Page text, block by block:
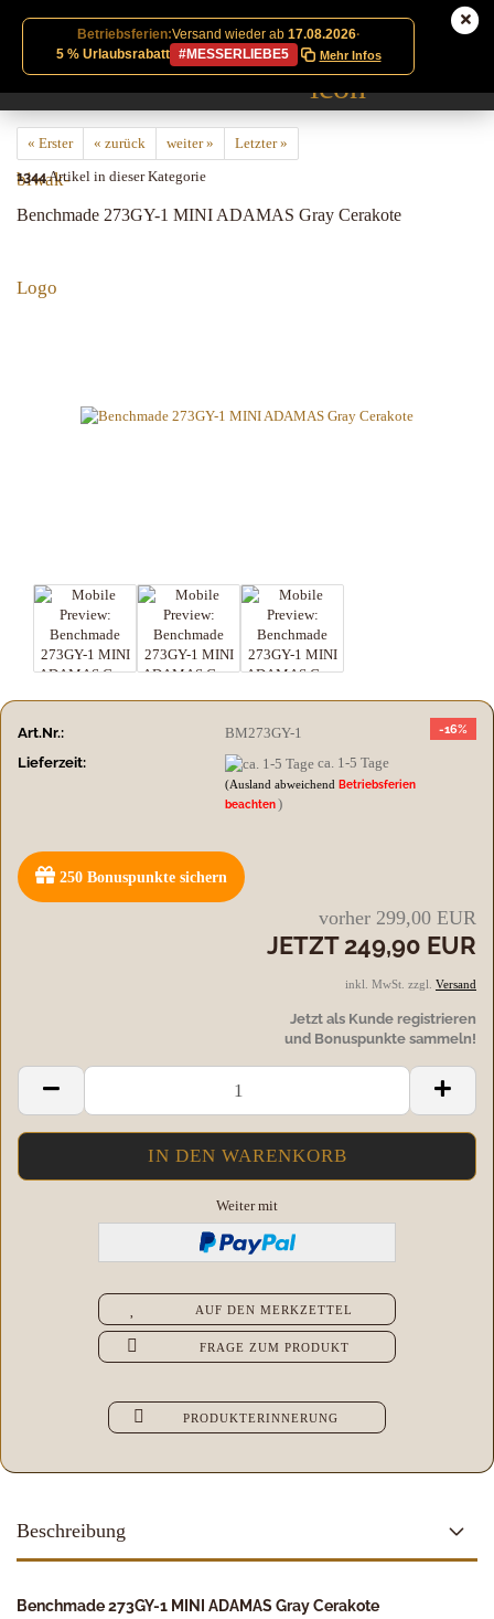
Betriebsferien:Versand wieder ab 17.08.2026·
5 % Urlaubsrabatt
#MESSERLIEBE5 Mehr Infos
« Erster « zurück weiter »
Letzter »
1344Artikel in dieser Kategorie
Benchmade 273GY-1 MINI ADAMAS Gray Cerakote
-16%
Art.Nr.:
BM273GY-1
Lieferzeit:
ca. 1-5 Tage
(Ausland abweichendBetriebsferien
beachten )
250 Bonuspunkte sichern
vorher 299,00 EUR
JETZT 249,90 EUR
inkl. MwSt. zzgl. Versand
Jetzt als Kunde registrieren
und Bonuspunkte sammeln!
Weiter mit
AUF DEN MERKZETTEL
FRAGE ZUM PRODUKT
PRODUKTERINNERUNG
Beschreibung
Benchmade 273GY-1 MINI ADAMAS Gray Cerakote